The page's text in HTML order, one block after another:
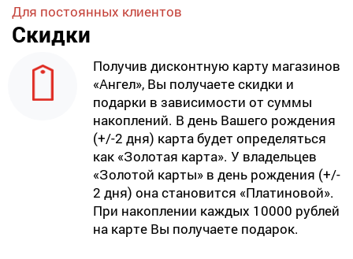
Для постоянных клиентов
Скидки
Получив дисконтную карту магазинов
«Ангел», Вы получаете скидки и
подарки в зависимости от суммы
накоплений. В день Вашего рождения
(+/-2 дня) карта будет определяться
как «Золотая карта». У владельцев
«Золотой карты» в день рождения (+/-
2 дня) она становится «Платиновой».
При накоплении каждых 10000 рублей
на карте Вы получаете подарок.